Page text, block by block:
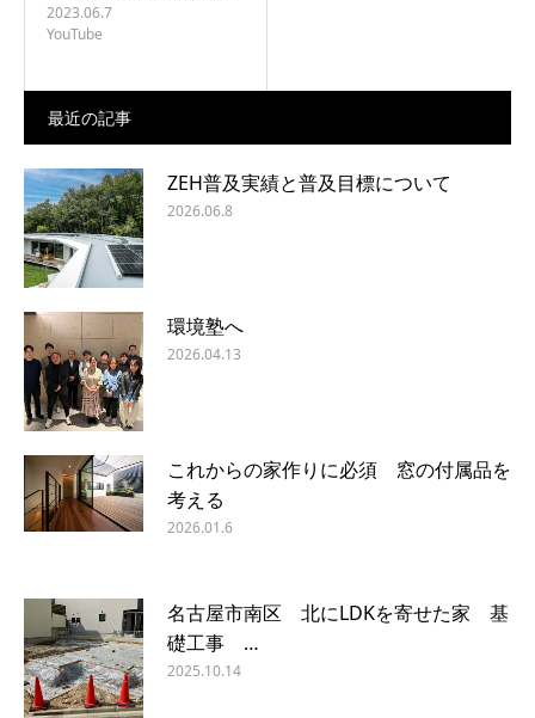
2023.06.7
YouTube
最近の記事
ZEH普及実績と普及目標について
2026.06.8
環境塾へ
2026.04.13
これからの家作りに必須 窓の付属品を
考える
2026.01.6
名古屋市南区 北にLDKを寄せた家 基
礎工事 …
2025.10.14